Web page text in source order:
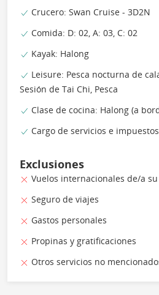
Crucero: Swan Cruise - 3D2N
Comida: D: 02, A: 03, C: 02
Kayak: Halong
Leisure: Pesca nocturna de
Sesión de Tai Chi, Pesca
Clase de cocina: Halong (a
Cargo de servicios e impuestos
Exclusiones
Vuelos internacionales de/a
Seguro de viajes
Gastos personales
Propinas y gratificaciones
Otros servicios no